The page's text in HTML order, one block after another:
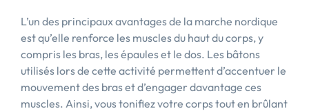
L’un des principaux avantages de la marche nordique
est qu’elle renforce les muscles du haut du corps, y
compris les bras, les épaules et le dos. Les bâtons
utilisés lors de cette activité permettent d’accentuer le
mouvement des bras et d’engager davantage ces
muscles. Ainsi, vous tonifiez votre corps tout en brûlant